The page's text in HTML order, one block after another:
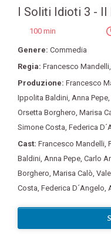
I Soliti Idioti 3 - Il
100 min
Genere: Commedia
Regia: Francesco Mandelli,
Produzione: Francesco
Ippolita Baldini, Anna Pepe,
Orsetta Borghero, Marisa
Simone Costa, Federica
Cast: Francesco Mandelli,
Baldini, Anna Pepe, Carlo
Borghero, Marisa Calò,
Costa, Federica D´Angelo,